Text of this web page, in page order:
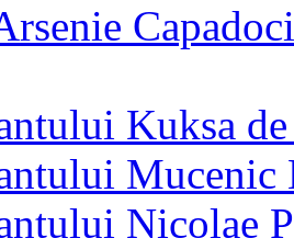
Kuksa
Mucenic
Nicolae